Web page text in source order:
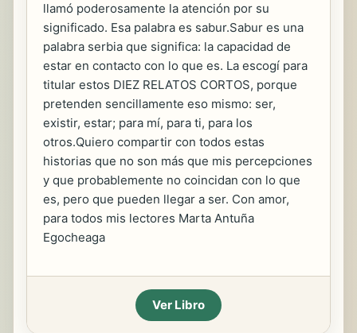
llamó poderosamente la atención por su
significado. Esa palabra es sabur.Sabur es una
palabra serbia que significa: la capacidad de
estar en contacto con lo que es. La escogí para
titular estos DIEZ RELATOS CORTOS, porque
pretenden sencillamente eso mismo: ser,
existir, estar; para mí, para ti, para los
otros.Quiero compartir con todos estas
historias que no son más que mis percepciones
y que probablemente no coincidan con lo que
es, pero que pueden llegar a ser. Con amor,
para todos mis lectores Marta Antuña
Egocheaga
Ver Libro